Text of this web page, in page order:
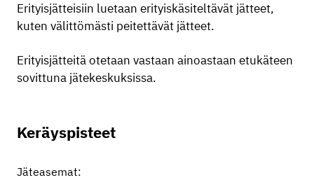
Erityisjätteisiin luetaan erityiskäsiteltävät jätteet,
kuten välittömästi peitettävät jätteet.
Erityisjätteitä otetaan vastaan ainoastaan etukäteen
sovittuna jätekeskuksissa.
Keräyspisteet
Jäteasemat: